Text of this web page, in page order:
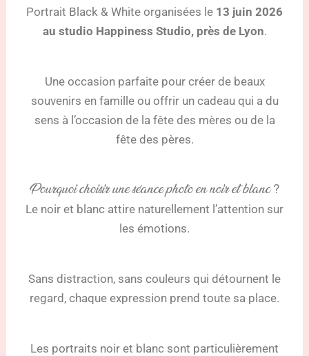
Portrait Black & White organisées le 13 juin 2026
au studio Happiness Studio, près de Lyon.
Une occasion parfaite pour créer de beaux
souvenirs en famille ou offrir un cadeau qui a du
sens à l’occasion de la fête des mères ou de la
fête des pères.
Pourquoi choisir une séance photo en noir et blanc ?
Le noir et blanc attire naturellement l’attention sur
les émotions.
Sans distraction, sans couleurs qui détournent le
regard, chaque expression prend toute sa place.
Les portraits noir et blanc sont particulièrement